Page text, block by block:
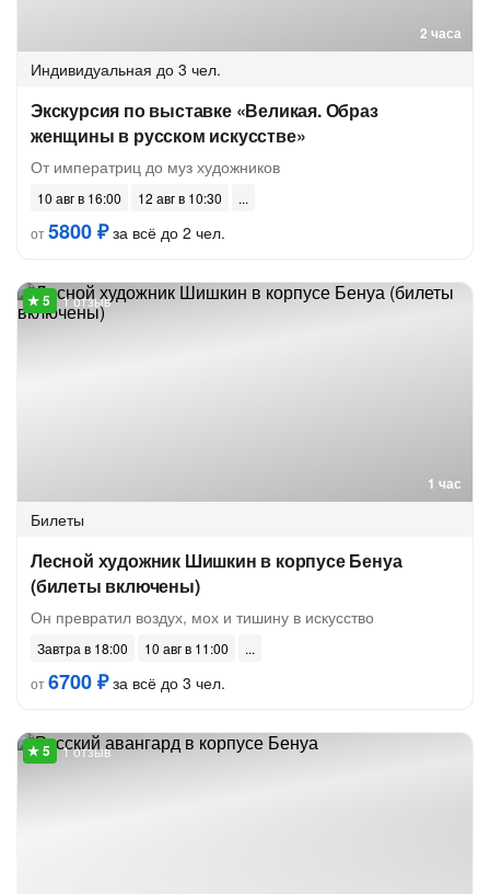
2 часа
Индивидуальная до 3 чел.
Экскурсия по выставке «Великая. Образ
женщины в русском искусстве»
От императриц до муз художников
10 авг в 16:00
12 авг в 10:30
от5800 ₽за всё до 2 чел.
1 час
1 отзыв
Билеты
Лесной художник Шишкин в корпусе Бенуа
(билеты включены)
Он превратил воздух, мох и тишину в искусство
Завтра в 18:00
10 авг в 11:00
от6700 ₽за всё до 3 чел.
1 отзыв